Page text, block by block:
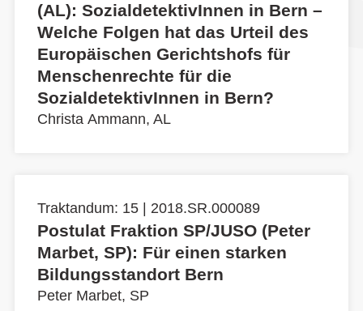
(AL): SozialdetektivInnen in Bern –
Welche Folgen hat das Urteil des
Europäischen Gerichtshofs für
Menschenrechte für die
SozialdetektivInnen in Bern?
Christa Ammann, AL
Traktandum: 15 | 2018.SR.000089
Postulat Fraktion SP/JUSO (Peter
Marbet, SP): Für einen starken
Bildungsstandort Bern
Peter Marbet, SP